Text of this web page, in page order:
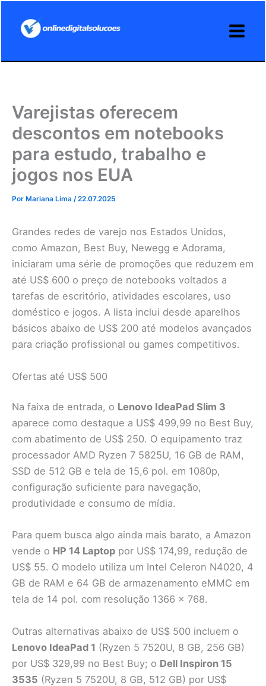
Varejistas oferecem
descontos em notebooks
para estudo, trabalho e
jogos nos EUA
Por Mariana Lima /22.07.2025
Grandes redes de varejo nos Estados Unidos,
como Amazon, Best Buy, Newegg e Adorama,
iniciaram uma série de promoções que reduzem em
até US$ 600 o preço de notebooks voltados a
tarefas de escritório, atividades escolares, uso
doméstico e jogos. A lista inclui desde aparelhos
básicos abaixo de US$ 200 até modelos avançados
para criação profissional ou games competitivos.
Ofertas até US$ 500
Na faixa de entrada, o Lenovo IdeaPad Slim 3
aparece como destaque a US$ 499,99 no Best Buy,
com abatimento de US$ 250. O equipamento traz
processador AMD Ryzen 7 5825U, 16 GB de RAM,
SSD de 512 GB e tela de 15,6 pol. em 1080p,
configuração suficiente para navegação,
produtividade e consumo de mídia.
Para quem busca algo ainda mais barato, a Amazon
vende o HP 14 Laptop por US$ 174,99, redução de
US$ 55. O modelo utiliza um Intel Celeron N4020, 4
GB de RAM e 64 GB de armazenamento eMMC em
tela de 14 pol. com resolução 1366 × 768.
Outras alternativas abaixo de US$ 500 incluem o
Lenovo IdeaPad 1 (Ryzen 5 7520U, 8 GB, 256 GB)
por US$ 329,99 no Best Buy; o Dell Inspiron 15
3535 (Ryzen 5 7520U, 8 GB, 512 GB) por US$